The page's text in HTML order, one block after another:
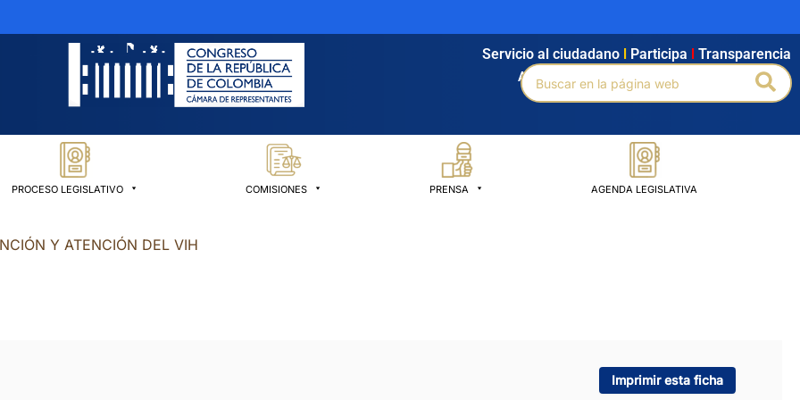
Agendamiento Intranet Búsqueda avanzada
Servicio al ciudadano Participa Transparencia
Buscar
por:
PROCESO LEGISLATIVO COMISIONES PRENSA AGENDA LEGISLATIVA
Y ATENCIÓN DEL VIH
Imprimir esta ficha